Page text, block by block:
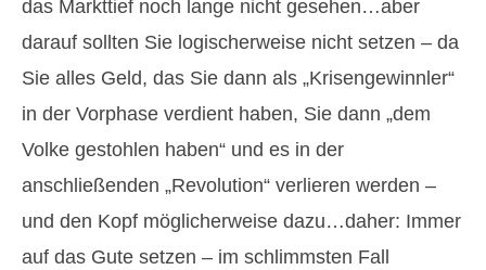
das Markttief noch lange nicht gesehen…aber
darauf sollten Sie logischerweise nicht setzen – da
Sie alles Geld, das Sie dann als „Krisengewinnler“
in der Vorphase verdient haben, Sie dann „dem
Volke gestohlen haben“ und es in der
anschließenden „Revolution“ verlieren werden –
und den Kopf möglicherweise dazu…daher: Immer
auf das Gute setzen – im schlimmsten Fall